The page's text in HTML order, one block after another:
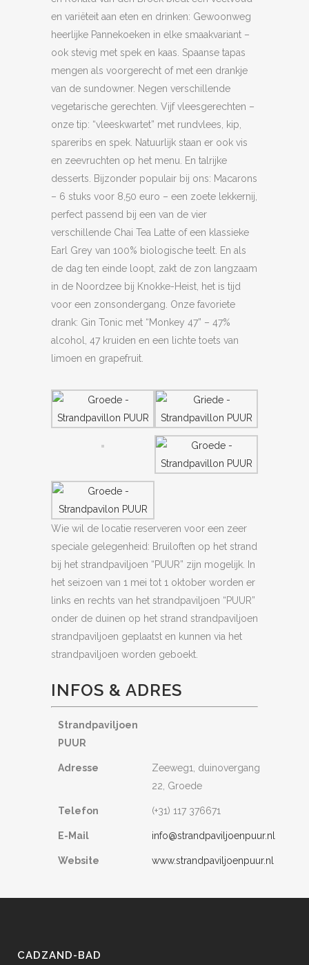
en variëteit aan eten en drinken: Gewoonweg
heerlijke Pannekoeken in elke smaakvariant –
ook stevig met spek en kaas. Spaanse tapas
mengen als voorgerecht of met een drankje
van de sundowner. Negen verschillende
vegetarische gerechten. Vijf vleesgerechten –
onze tip: “vleeskwartet” met rundvlees, kip,
spareribs en spek. Natuurlijk staan er ook vis
en zeevruchten op het menu. En talrijke
desserts. Bijzonder populair bij ons: Macarons
– 6 stuks voor 8,50 euro – een zoete lekkernij,
perfect passend bij een van de vier
verschillende Chai Tea Latte of een klassieke
Earl Grey van 100% biologische teelt. En als
de dag ten einde loopt, zakt de zon langzaam
in de Noordzee bij Knokke-Heist, het is tijd
voor een zonsondergang. Onze favoriete
drank: Gin Tonic met “Monkey 47” – 47%
alcohol, 47 kruiden en een lichte toets van
limoen en grapefruit.
Wie wil de locatie reserveren voor een zeer
speciale gelegenheid: Bruiloften op het strand
bij het strandpaviljoen “PUUR” zijn mogelijk. In
het seizoen van 1 mei tot 1 oktober worden er
links en rechts van het strandpaviljoen “PUUR”
onder de duinen op het strand strandpaviljoen
strandpaviljoen geplaatst en kunnen via het
strandpaviljoen worden geboekt.
INFOS & ADRES
Strandpaviljoen
PUUR
Adresse
Zeeweg1, duinovergang
22, Groede
Telefon (+31) 117 376671
E-Mail info@strandpaviljoenpuur.nl
Website www.strandpaviljoenpuur.nl
CADZAND-BAD